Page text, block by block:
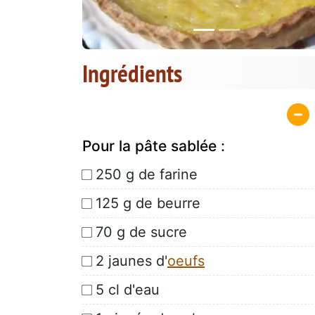
Ingrédients
Pour la pâte sablée :
250 g de farine
125 g de beurre
70 g de sucre
2 jaunes d'oeufs
5 cl d'eau